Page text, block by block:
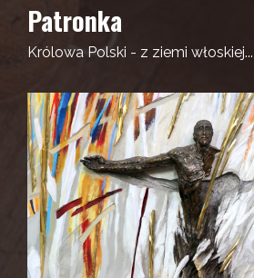
Patronka
Królowa Polski - z ziemi włoskiej...